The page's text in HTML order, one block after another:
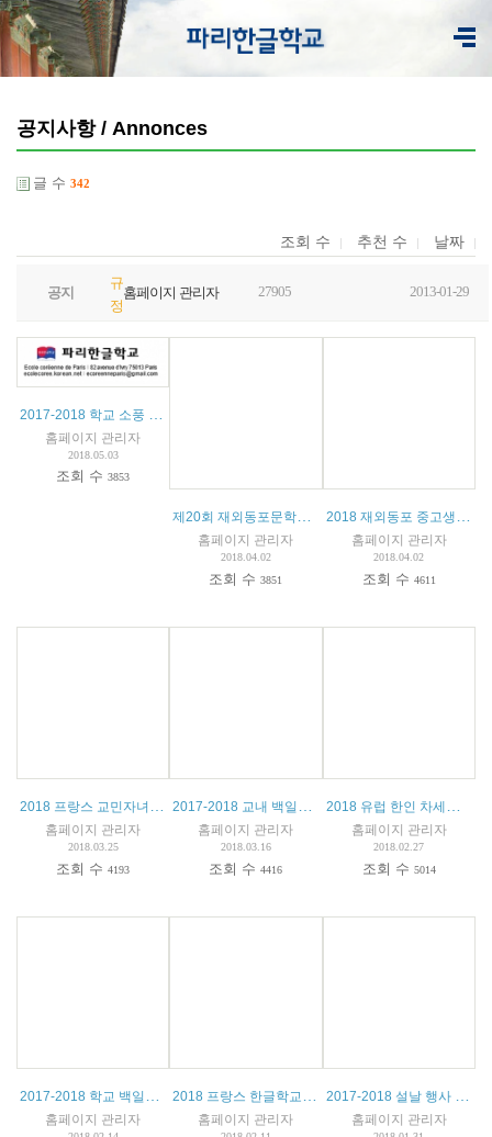
공지사항 / Annonces
글 수 342
조회 수 추천 수 날짜
공지
규
정
홈페이지 관리자 27905 2013-01-29
홈페이지 관리자
2018.05.03
조회 수3853
제20회 재외동포문학상 작품 공모
홈페이지 관리자
2018.04.02
조회 수3851
2018 재외동포 중고생 및 대학생 모국연수 참가자 모집 공고
홈페이지 관리자
2018.04.02
조회 수 4611
2018 프랑스 교민자녀 수학경시대회
홈페이지 관리자
2018.03.25
조회 수4193
2017-2018 교내 백일장 수상자
홈페이지 관리자
2018.03.16
조회 수4416
2018 유럽 한인 차세대 웅변대회 안내
홈페이지 관리자
2018.02.27
조회 수 5014
2017-2018 학교 백일장 안내
홈페이지 관리자
2018 프랑스 한글학교 연합 캠프 안내
홈페이지 관리자
2017-2018 설날 행사 안내
홈페이지 관리자